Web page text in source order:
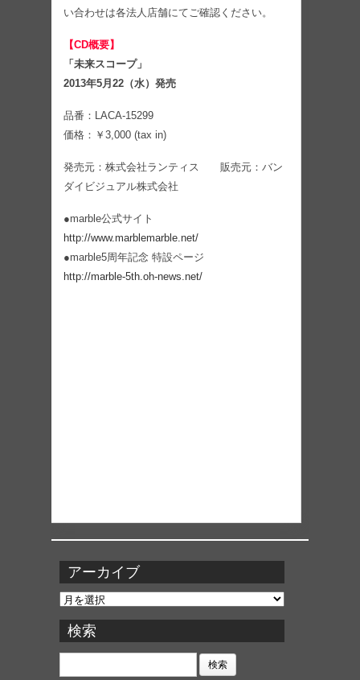
い合わせは各法人店舗にてご確認ください。
【CD概要】
「未来スコープ」
2013年5月22（水）発売
品番：LACA-15299
価格：￥3,000 (tax in)
発売元：株式会社ランティス 販売元：バン
ダイビジュアル株式会社
●marble公式サイト
http://www.marblemarble.net/
●marble5周年記念 特設ページ
http://marble-5th.oh-news.net/
アーカイブ
ア
カ
イ
ブ
検索
検